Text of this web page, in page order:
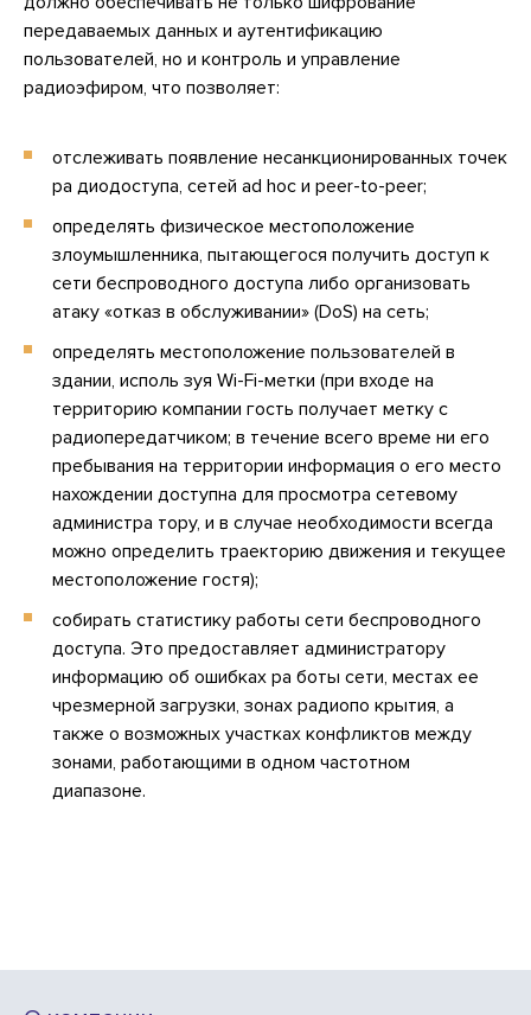
передаваемых данных и аутентификацию
пользователей, но и контроль и управление
радиоэфиром, что позволяет:
отслеживать появление несанкционированных точек
ра диодоступа, сетей ad hoc и peer-to-peer;
определять физическое местоположение
злоумышленника, пытающегося получить доступ к
сети беспроводного доступа либо организовать
атаку «отказ в обслуживании» (DoS) на сеть;
определять местоположение пользователей в
здании, исполь зуя Wi-Fi-метки (при входе на
территорию компании гость получает метку с
радиопередатчиком; в течение всего време ни его
пребывания на территории информация о его место
нахождении доступна для просмотра сетевому
администра тору, и в случае необходимости всегда
можно определить траекторию движения и текущее
местоположение гостя);
собирать статистику работы сети беспроводного
доступа. Это предоставляет администратору
информацию об ошибках ра боты сети, местах ее
чрезмерной загрузки, зонах радиопо крытия, а
также о возможных участках конфликтов между
зонами, работающими в одном частотном
диапазоне.